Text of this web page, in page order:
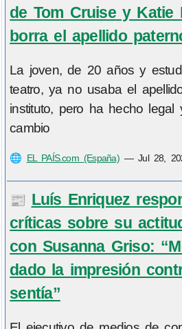
de Tom Cruise y Katie
borra el apellido
La joven, de 20 años y
teatro, ya no usaba el
instituto, pero ha hecho legal
cambio
🌐 EL PAÍS.com (España)—Jul 28,
📰 Luís Enriquez
críticas sobre su
con Susanna Griso:
dado la impresión
sentía”